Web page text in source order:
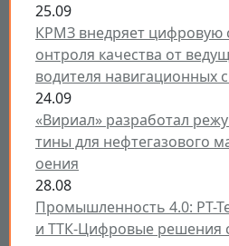
25.09
КРМЗ внедряет цифровую
онтроля качества от
водителя навигационных
24.09
«Вириал» разработал
тины для нефтегазового
оения
28.08
Промышленность 4.0: РТ-
и ТТК-Цифровые решения